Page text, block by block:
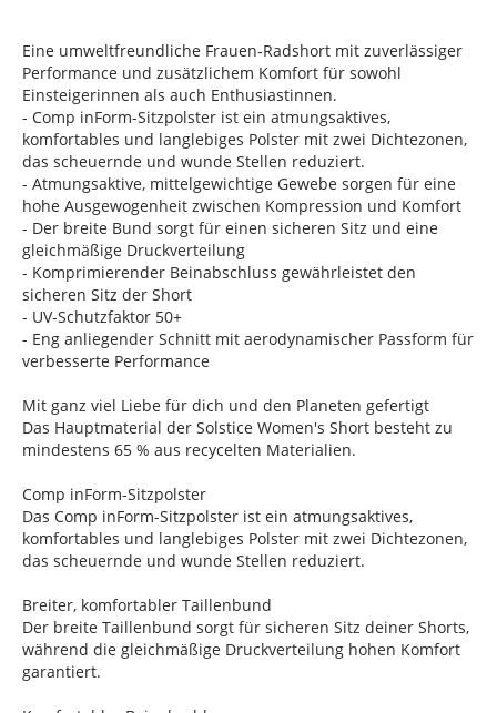
Eine umweltfreundliche Frauen-Radshort mit zuverlässiger
Performance und zusätzlichem Komfort für sowohl
Einsteigerinnen als auch Enthusiastinnen.
- Comp inForm-Sitzpolster ist ein atmungsaktives,
komfortables und langlebiges Polster mit zwei Dichtezonen,
das scheuernde und wunde Stellen reduziert.
- Atmungsaktive, mittelgewichtige Gewebe sorgen für eine
hohe Ausgewogenheit zwischen Kompression und Komfort
- Der breite Bund sorgt für einen sicheren Sitz und eine
gleichmäßige Druckverteilung
- Komprimierender Beinabschluss gewährleistet den
sicheren Sitz der Short
- UV-Schutzfaktor 50+
- Eng anliegender Schnitt mit aerodynamischer Passform für
verbesserte Performance
Mit ganz viel Liebe für dich und den Planeten gefertigt
Das Hauptmaterial der Solstice Women's Short besteht zu
mindestens 65 % aus recycelten Materialien.
Comp inForm-Sitzpolster
Das Comp inForm-Sitzpolster ist ein atmungsaktives,
komfortables und langlebiges Polster mit zwei Dichtezonen,
das scheuernde und wunde Stellen reduziert.
Breiter, komfortabler Taillenbund
Der breite Taillenbund sorgt für sicheren Sitz deiner Shorts,
während die gleichmäßige Druckverteilung hohen Komfort
garantiert.